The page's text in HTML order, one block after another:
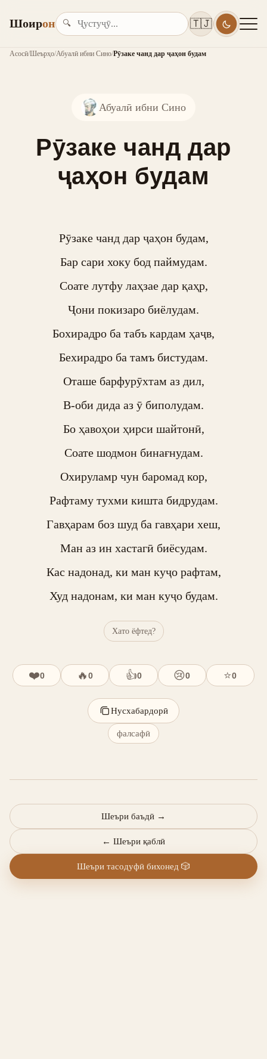
Шоирон 🔍 🇹🇯
Асосӣ/Шеърҳо/Абуалӣ ибни Сино/Рӯзаке чанд дар ҷаҳон будам
Абуалӣ ибни Сино
Рӯзаке чанд дар
ҷаҳон будам
Рӯзаке чанд дар ҷаҳон будам,
Бар сари хоку бод паймудам.
Соате лутфу лаҳзае дар қаҳр,
Ҷони покизаро биёлудам.
Бохирадро ба табъ кардам ҳаҷв,
Бехирадро ба тамъ бистудам.
Оташе барфурӯхтам аз дил,
В-оби дида аз ӯ биполудам.
Бо ҳавоҳои ҳирси шайтонӣ,
Соате шодмон бинағнудам.
Охируламр чун баромад кор,
Рафтаму тухми кишта бидрудам.
Гавҳарам боз шуд ба гавҳари хеш,
Ман аз ин хастагӣ биёсудам.
Кас надонад, ки ман куҷо рафтам,
Худ надонам, ки ман куҷо будам.
Хато ёфтед?
❤️0 🔥0 👍0 😢0 ⭐0
Нусхабардорӣ
фалсафӣ
← Шеъри қаблӣ
Шеъри баъдӣ →
Шеъри тасодуфӣ бихонед 🎲